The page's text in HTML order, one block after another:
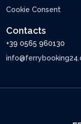
Cookie Consent
Contacts
+39 0565 960130